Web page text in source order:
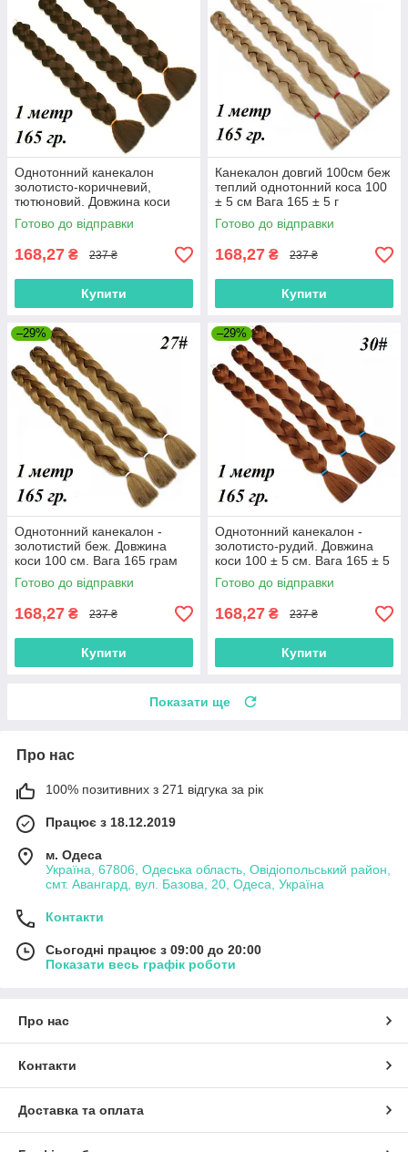
Однотонний канекалон
золотисто-коричневий,
тютюновий. Довжина коси
100 ± 5 см. Вага 165 ± 5 р.
Термостійкий.
Готово до відправки
168,27 ₴ 237 ₴
Купити
Канекалон довгий 100см беж
теплий однотонний коса 100
± 5 см Вага 165 ± 5 г
Термостійкий 24#100
Готово до відправки
168,27 ₴ 237 ₴
Купити
–29%
Однотонний канекалон -
золотистий беж. Довжина
коси 100 см. Вага 165 грам
Термостійкий 27#100
Готово до відправки
168,27 ₴ 237 ₴
Купити
–29%
Однотонний канекалон -
золотисто-рудий. Довжина
коси 100 ± 5 см. Вага 165 ± 5
р. Термостійкий. 30#100
Готово до відправки
168,27 ₴ 237 ₴
Купити
Показати ще
Про нас
100% позитивних з 271 відгука за рік
Працює з 18.12.2019
м. Одеса
Україна, 67806, Одеська область, Овідіопольський район,
смт. Авангард, вул. Базова, 20, Одеса, Україна
Контакти
Сьогодні працює з 09:00 до 20:00
Показати весь графік роботи
Про нас
Контакти
Доставка та оплата